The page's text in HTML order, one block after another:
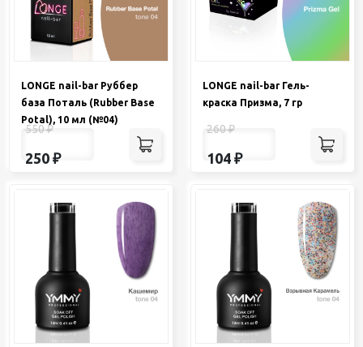
LONGE nail-bar Руббер
база Поталь (Rubber Base
Potal), 10 мл (№04)
550₽
250 ₽
LONGE nail-bar Гель-
краска Призма, 7 гр
260₽
104 ₽